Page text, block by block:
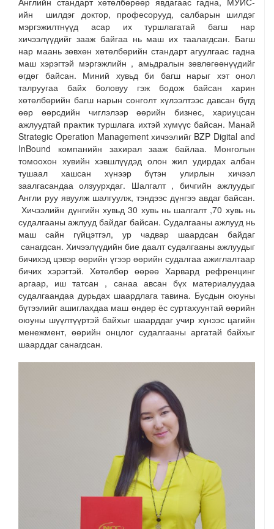
ийн шилдэг доктор, професорууд, салбарын шилдэг
мэргэжилтнүүд асар их туршлагатай багш нар
хичээлүүдийг зааж байгаа нь маш их таалагдсан. Багш
нар маань зөвхөн хөтөлбөрийн стандарт агуулгаас гадна
маш хэрэгтэй мэргэжлийн , амьдралын зөвлөгөөнүүдийг
өгдөг байсан. Миний хувьд би багш нарыг хэт онол
талруугаа байх боловуу гэж бодож байсан харин
хөтөлбөрийн багш нарын сонголт хүлээлтээс давсан бүгд
өөр өөрсдийн чиглэлээр өөрийн бизнес, хариуцсан
ажлуудтай практик туршлага ихтэй хүмүүс байсан. Манай
Strategic Operation Management хичээлийг BZP Digital and
InBound компанийн захирал зааж байлаа. Монголын
томоохон хувийн хэвшлүүдэд олон жил удирдах албан
тушаал хашсан хүнээр бүтэн улирлын хичээл
заалгасандаа олзуурхдаг. Шалгалт , бичгийн ажлуудыг
Англи руу явуулж шалгуулж, тэндээс дүнгээ авдаг байсан.
Хичээлийн дүнгийн хувьд 30 хувь нь шалгалт ,70 хувь нь
судалгааны ажлууд байдаг байсан. Судалгааны ажлууд нь
маш сайн гүйцэтгэл, ур чадвар шаардсан байдаг
санагдсан. Хичээлүүдийн бие даалт судалгааны ажлуудыг
бичихэд цэвэр өөрийн үгээр өөрийн судалгаа ажиглалтаар
бичих хэрэгтэй. Хөтөлбөр өөрөө Харвард рефренцинг
аргаар, иш татсан , санаа авсан бүх материалуудаа
судалгаандаа дурьдах шаардлага тавина. Бусдын оюуны
бүтээлийг ашиглахдаа маш өндөр ёс суртахуунтай өөрийн
оюуны шүүлтүүртэй байхыг шаарддаг учир хүнээс цагийн
менежмент, өөрийн онцлог судалгааны аргатай байхыг
шаарддаг санагдсан.